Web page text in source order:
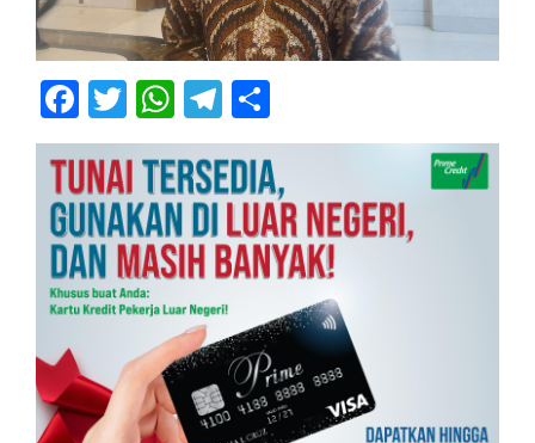
Facebook
Twitter
WhatsApp
Telegram